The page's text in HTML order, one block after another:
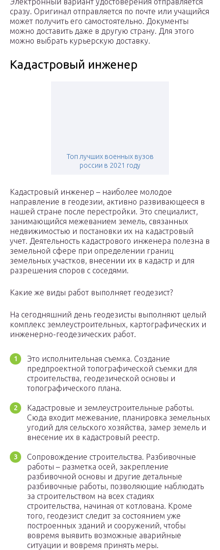
сразу. Оригинал отправляется по почте или учащийся
может получить его самостоятельно. Документы
можно доставить даже в другую страну. Для этого
можно выбрать курьерскую доставку.
Кадастровый инженер
Топ лучших военных вузов
россии в 2021 году
Кадастровый инженер – наиболее молодое
направление в геодезии, активно развивающееся в
нашей стране после перестройки. Это специалист,
занимающийся межеванием земель, связанных
недвижимостью и постановки их на кадастровый
учет. Деятельность кадастрового инженера полезна в
земельной сфере при определении границ
земельных участков, внесении их в кадастр и для
разрешения споров с соседями.
Какие же виды работ выполняет геодезист?
На сегодняшний день геодезисты выполняют целый
комплекс землеустроительных, картографических и
инженерно-геодезических работ.
Это исполнительная съемка. Создание
предпроектной топографической съемки для
строительства, геодезической основы и
топографического плана.
Кадастровые и землеустроительные работы.
Сюда входит межевание, планировка земельных
угодий для сельского хозяйства, замер земель и
внесение их в кадастровый реестр.
Сопровождение строительства. Разбивочные
работы – разметка осей, закрепление
разбивочной основы и другие детальные
разбивочные работы, позволяющие наблюдать
за строительством на всех стадиях
строительства, начиная от котлована. Кроме
того, геодезист следит за состоянием уже
построенных зданий и сооружений, чтобы
вовремя выявить возможные аварийные
ситуации и вовремя принять меры.